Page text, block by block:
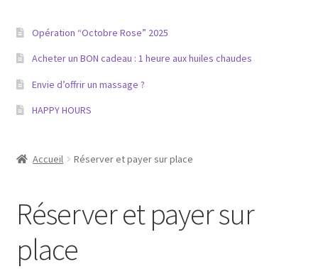
Réserver et payer en ligne
Réserver avec une e-Carte cadeau BAN ZEN SIAM
Réserver avec un COUPON ou un BON partenaires
Acheter une carte d’abonnement BOUTIQUE
Réserver avec une carte d’abonnement BOUTIQUE
Opération “Octobre Rose” 2025
Acheter un BON cadeau : 1 heure aux huiles chaudes
Envie d’offrir un massage ?
HAPPY HOURS
Accueil Réserver et payer sur place
Réserver et payer sur
place